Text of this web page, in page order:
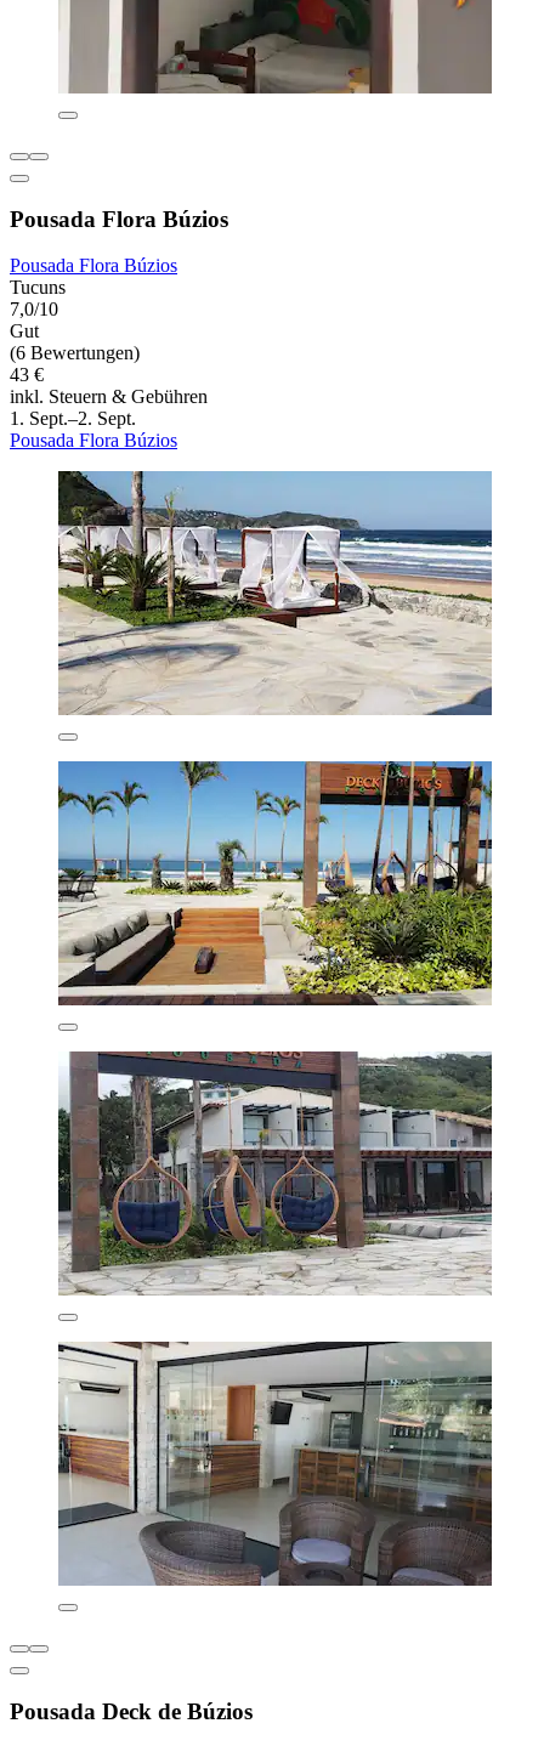
Pousada Flora Búzios
Pousada Flora Búzios
Tucuns
7,0/10
Gut
(6 Bewertungen)
43 €
inkl. Steuern & Gebühren
1. Sept.–2. Sept.
Pousada Flora Búzios
Pousada Deck de Búzios